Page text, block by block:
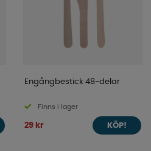
Engångbestick 48-delar
Finns i lager
29 kr KÖP!